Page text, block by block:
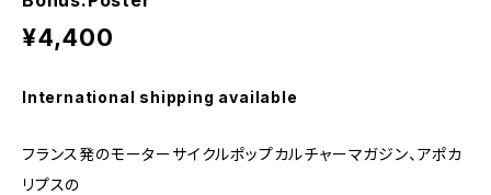
¥4,400
International shipping available
フランス発のモーターサイクルポップカルチャーマガジン、アポカ
リプスの